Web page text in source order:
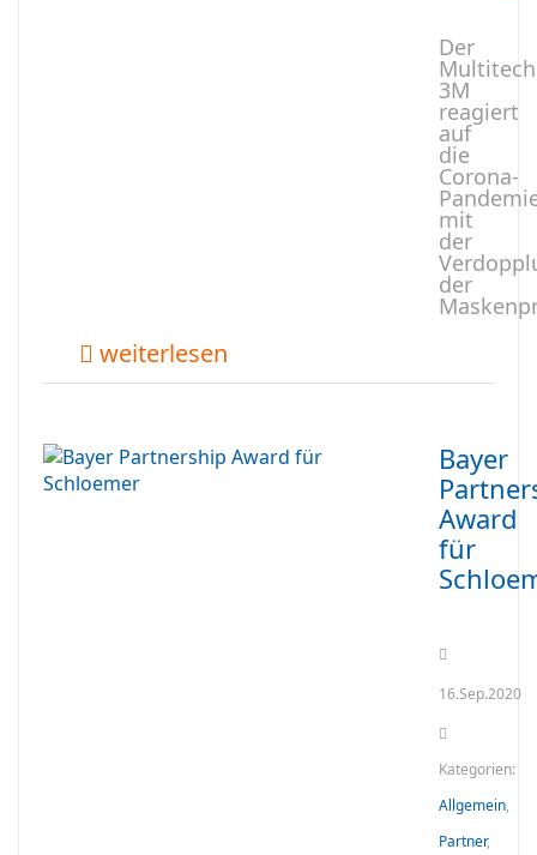
Der
3M
reagiert
auf
die
Corona-
mit
der
der
weiterlesen
Bayer
Award
für
16.Sep.2020
Kategorien:
Allgemein,
Partner,